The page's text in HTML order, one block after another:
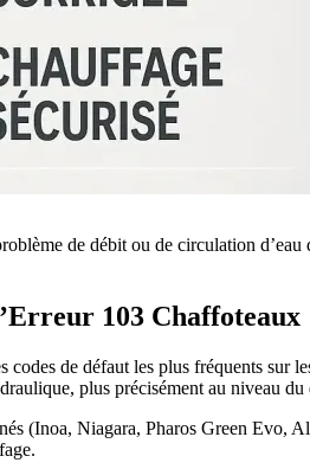
de débit ou de circulation
103 Chaffoteaux
codes de défaut les plus fréquents sur
plus précisément au niveau
(Inoa, Niagara, Pharos Green Evo,